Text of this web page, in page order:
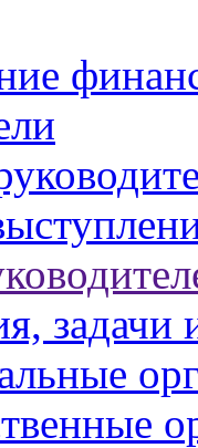
задачи